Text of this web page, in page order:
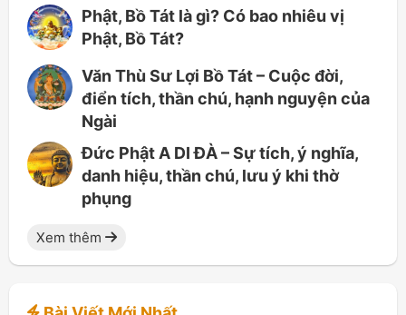
Phật, Bồ Tát là gì? Có bao nhiêu vị
Phật, Bồ Tát?
Văn Thù Sư Lợi Bồ Tát – Cuộc đời,
điển tích, thần chú, hạnh nguyện của
Ngài
Đức Phật A DI ĐÀ – Sự tích, ý nghĩa,
danh hiệu, thần chú, lưu ý khi thờ
phụng
Xem thêm